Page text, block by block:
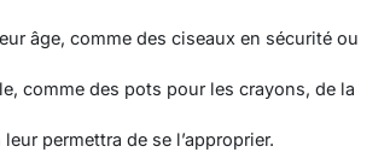
âge, comme des ciseaux en sécurité ou
comme des pots pour les crayons, de la
permettra de se l’approprier.